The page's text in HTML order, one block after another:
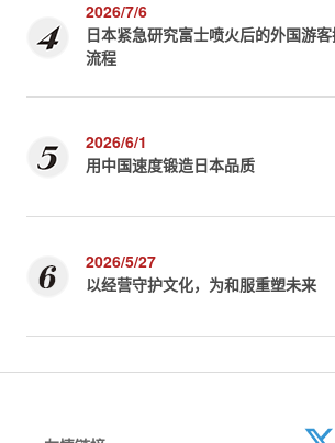
2026/7/6
日本紧急研究富士喷火后的外国游
流程
2026/6/1
用中国速度锻造日本品质
2026/5/27
以经营守护文化，为和服重塑未来